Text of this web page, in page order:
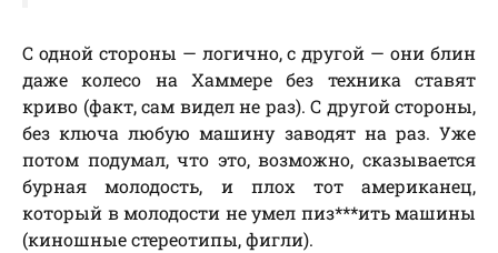
С одной стороны — логично, с другой — они блин
даже колесо на Хаммере без техника ставят
криво (факт, сам видел не раз). С другой стороны,
без ключа любую машину заводят на раз. Уже
потом подумал, что это, возможно, сказывается
бурная молодость, и плох тот американец,
который в молодости не умел пиз***ить машины
(киношные стереотипы, фигли).